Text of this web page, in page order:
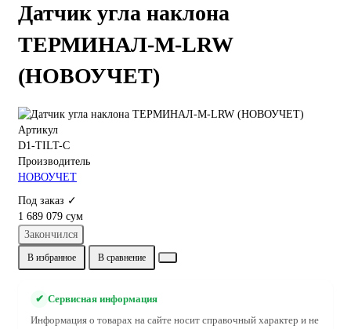
Датчик угла наклона
ТЕРМИНАЛ-М-LRW
(НОВОУЧЕТ)
Артикул
D1-TILT-C
Производитель
НОВОУЧЕТ
Под заказ ✓
1 689 079 сум
Закончился
В избранное В сравнение
✔ Сервисная информация
Информация о товарах на сайте носит справочный характер и не